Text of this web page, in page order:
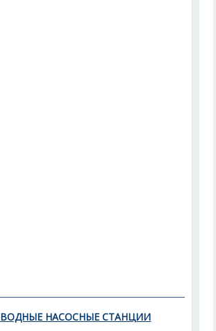
НАСОСНЫЕ СТАНЦИИ